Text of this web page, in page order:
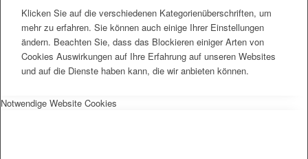
Klicken Sie auf die verschiedenen Kategorienüberschriften, um
mehr zu erfahren. Sie können auch einige Ihrer Einstellungen
ändern. Beachten Sie, dass das Blockieren einiger Arten von
Cookies Auswirkungen auf Ihre Erfahrung auf unseren Websites
und auf die Dienste haben kann, die wir anbieten können.
Notwendige Website Cookies